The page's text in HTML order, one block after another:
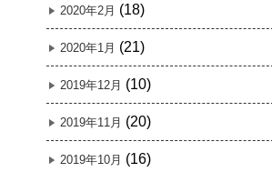
2020年2月 (18)
2020年1月 (21)
2019年12月 (10)
2019年11月 (20)
2019年10月 (16)